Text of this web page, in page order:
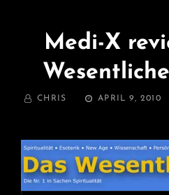
Medi-X
BY CHRIS
POSTED
APRIL 9, 2010